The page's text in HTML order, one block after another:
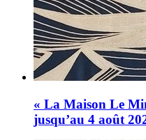
« La Maison Le
jusqu’au 4 août